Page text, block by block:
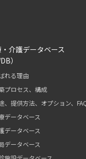
介護データベース
）
れる理由
プロセス、構成
、提供方法、オプション、
データベース
データベース
データベース